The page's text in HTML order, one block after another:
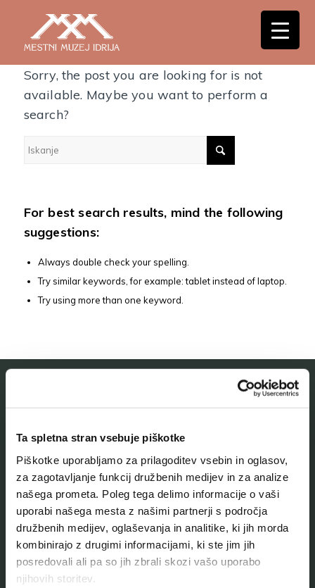
Ta spletna stran vsebuje piškotke
Piškotke uporabljamo za prilagoditev vsebin in oglasov,
za zagotavljanje funkcij družbenih medijev in za analize
našega prometa. Poleg tega delimo informacije o vaši
uporabi našega mesta z našimi partnerji s področja
družbenih medijev, oglaševanja in analitike, ki jih morda
kombinirajo z drugimi informacijami, ki ste jim jih
posredovali ali pa so jih zbrali skozi vašo uporabo
njihovih storitev.
Nothing Found
Sorry, the post you are looking for is not
available. Maybe you want to perform a
search?
For best search results, mind the following
suggestions:
Always double check your spelling.
Try similar keywords, for example: tablet instead of laptop.
Try using more than one keyword.
O muzeju
Naše zbirke
Aktualno
Kontakt